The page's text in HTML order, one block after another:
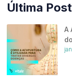
Última
A